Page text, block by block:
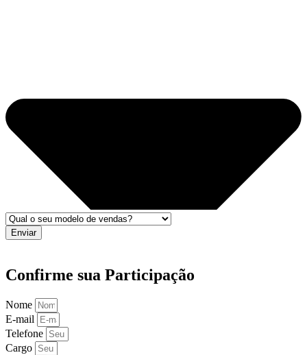
Enviar
Confirme sua Participação
Nome
E-mail
Telefone
Cargo